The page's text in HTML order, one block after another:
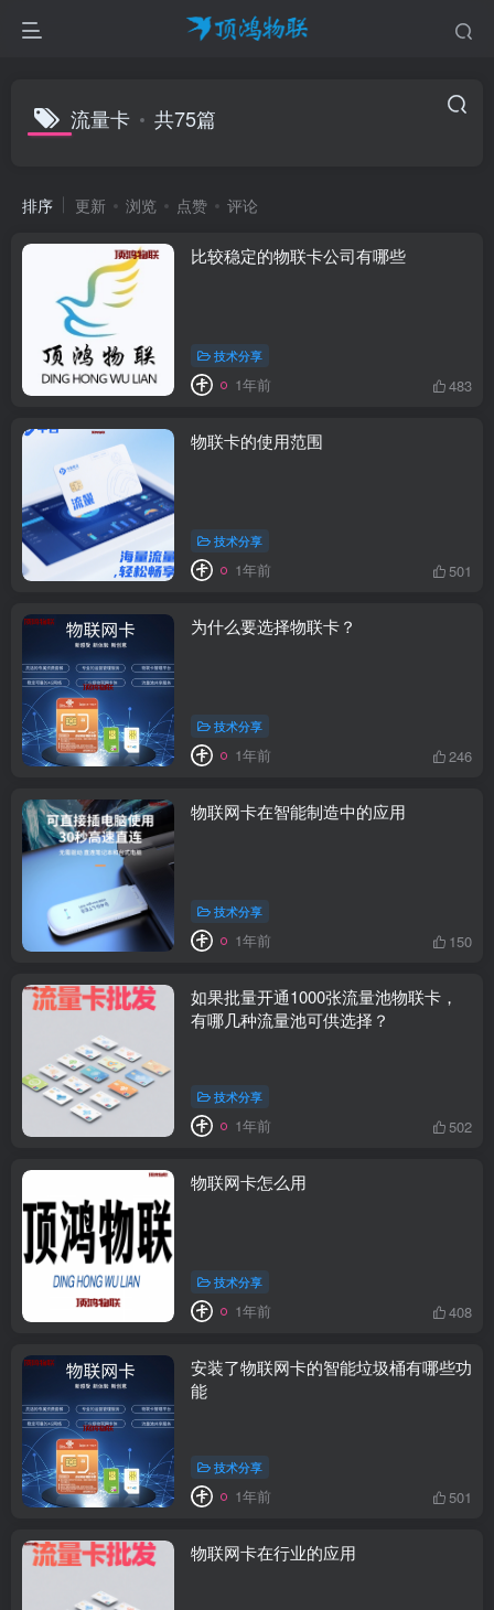
流量卡 共75篇
排序 更新 浏览 点赞 评论
比较稳定的物联卡公司有哪些
技术分享
1年前 483
物联卡的使用范围
技术分享
1年前 501
为什么要选择物联卡？
技术分享
1年前 246
物联网卡在智能制造中的应用
技术分享
1年前 150
如果批量开通1000张流量池物联卡，
有哪几种流量池可供选择？
技术分享
1年前 502
物联网卡怎么用
技术分享
1年前 408
安装了物联网卡的智能垃圾桶有哪些功
能
技术分享
1年前 501
物联网卡在行业的应用